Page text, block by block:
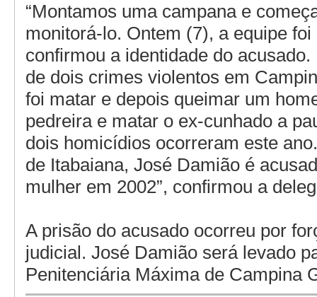
“Montamos uma campana e
monitorá-lo. Ontem (7), a equipe
confirmou a identidade do
de dois crimes violentos em
foi matar e depois queimar um
pedreira e matar o ex-cunhado a
dois homicídios ocorreram este
de Itabaiana, José Damião é
mulher em 2002”, confirmou a
A prisão do acusado ocorreu por
judicial. José Damião será levado
Penitenciária Máxima de Campina